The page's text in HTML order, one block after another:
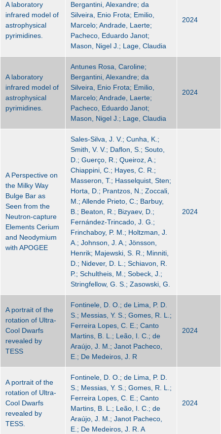
A laboratory
infrared model of
astrophysical
pyrimidines.
Bergantini, Alexandre; da
Silveira, Enio Frota; Emilio,
Marcelo; Andrade, Laerte;
Pacheco, Eduardo Janot;
Mason, Nigel J.; Lage, Claudia
2024
A laboratory
infrared model of
astrophysical
pyrimidines.
Antunes Rosa, Caroline;
Bergantini, Alexandre; da
Silveira, Enio Frota; Emilio,
Marcelo; Andrade, Laerte;
Pacheco, Eduardo Janot;
Mason, Nigel J.; Lage, Claudia
2024
A Perspective on
the Milky Way
Bulge Bar as
Seen from the
Neutron-capture
Elements Cerium
and Neodymium
with APOGEE
Sales-Silva, J. V.; Cunha, K.;
Smith, V. V.; Daflon, S.; Souto,
D.; Guerço, R.; Queiroz, A.;
Chiappini, C.; Hayes, C. R.;
Masseron, T.; Hasselquist, Sten;
Horta, D.; Prantzos, N.; Zoccali,
M.; Allende Prieto, C.; Barbuy,
B.; Beaton, R.; Bizyaev, D.;
Fernández-Trincado, J. G.;
Frinchaboy, P. M.; Holtzman, J.
A.; Johnson, J. A.; Jönsson,
Henrik; Majewski, S. R.; Minniti,
D.; Nidever, D. L.; Schiavon, R.
P.; Schultheis, M.; Sobeck, J.;
Stringfellow, G. S.; Zasowski, G.
2024
A portrait of the
rotation of Ultra-
Cool Dwarfs
revealed by
TESS
Fontinele, D. O.; de Lima, P. D.
S.; Messias, Y. S.; Gomes, R. L.;
Ferreira Lopes, C. E.; Canto
Martins, B. L.; Leão, I. C.; de
Araújo, J. M.; Janot Pacheco,
E.; De Medeiros, J. R
2024
A portrait of the
rotation of Ultra-
Cool Dwarfs
revealed by
TESS.
Fontinele, D. O.; de Lima, P. D.
S.; Messias, Y. S.; Gomes, R. L.;
Ferreira Lopes, C. E.; Canto
Martins, B. L.; Leão, I. C.; de
Araújo, J. M.; Janot Pacheco,
E.; De Medeiros, J. R. A
2024